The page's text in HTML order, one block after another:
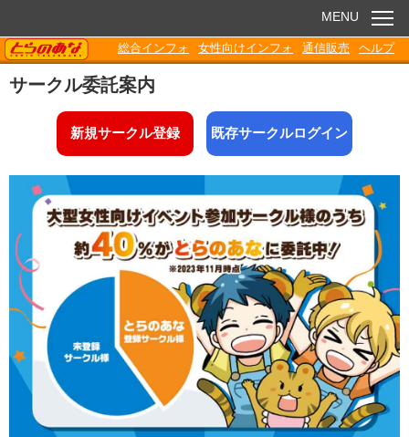
お知らせ
電子書籍
Q&A
各種ダウンロード
MENU
TORANOANA
総合インフォ 女性向けインフォ 通信販売 ヘルプ
サークル委託案内
新規サークル登録 既存サークルログイン